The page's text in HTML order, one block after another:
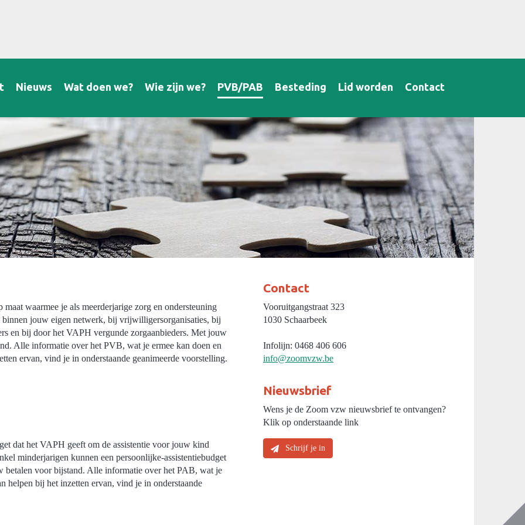
Nieuws Wat doen we? Wie zijn we? PVB/PAB Besteding Lid worden Contact
waarmee je als meerderjarige zorg en ondersteuning
jouw eigen netwerk, bij vrijwilligersorganisaties, bij
en bij door het VAPH vergunde zorgaanbieders. Met jouw
Alle informatie over het PVB, wat je ermee kan doen en
ervan, vind je in onderstaande geanimeerde voorstelling.
dat het VAPH geeft om de assistentie voor jouw kind
minderjarigen kunnen een persoonlijke-assistentiebudget
betalen voor bijstand. Alle informatie over het PAB, wat je
helpen bij het inzetten ervan, vind je in onderstaande
Contact
Vooruitgangstraat 323
1030 Schaarbeek
Infolijn: 0468 406 606
info@zoomvzw.be
Nieuwsbrief
Wens je de Zoom vzw nieuwsbrief te ontvangen?
Klik op onderstaande link
Schrijf je in